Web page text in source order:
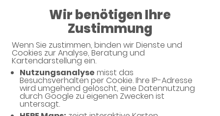
Wir benötigen Ihre
Zustimmung
Wenn Sie zustimmen, binden wir Dienste und
Cookies zur Analyse, Beratung und
Kartendarstellung ein.
Nutzungsanalyse misst das
Besuchsverhalten per Cookie. Ihre IP-Adresse
wird umgehend gelöscht, eine Datennutzung
durch Google zu eigenen Zwecken ist
untersagt.
08:00 - 12:30
14:30 - 18:30
Apotheke am Kirchberg